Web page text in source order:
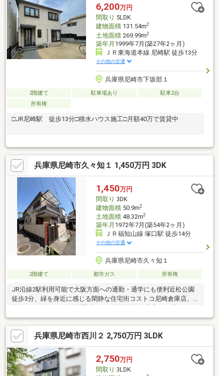
6,200万円
間取り 5LDK
建物面積131.54m2
土地面積269.99m2
築年月 1999年7月(築27年2ヶ月)
ＪＲ東海道本線 尼崎駅 徒歩13分
その他の交通
兵庫県尼崎市下坂部１
2階建て 駐車場あり
駐車2台
所有権
□JR尼崎駅 徒歩13分□積水ハウス施工□月額40万で賃貸中
兵庫県尼崎市久々知１ 1,450万円 3DK
1,450万円
間取り 3DK
建物面積50.9m2
土地面積48.32m2
築年月 1972年7月(築54年2ヶ月)
ＪＲ福知山線 塚口駅 徒歩14分
その他の交通
兵庫県尼崎市久々知１
2階建て 都市ガス 所有権
JR沿線2駅利用可能で大阪方面への通勤・通学にも便利近松公園
徒歩3分、緑を身近に感じる閑静な住宅街コストコ尼崎倉庫店、尼
すい住環境土地面積：48.3平方メートル幅員約3.8メートル不動産
売買をはじめ、諸費用のご相談、住宅ローン、低金利ローンのご
紹介、リフォームまでトータルサポート。豊富な経験と実績で、
お客様の大切な不動産取引をしっかりサポートいたします。住ま
いに関する疑問やお悩みは、どんなことでもワールドスタイルへ
お気軽にご相談ください。
兵庫県尼崎市西川２ 2,750万円 3LDK
2,750万円
間取り 3LDK